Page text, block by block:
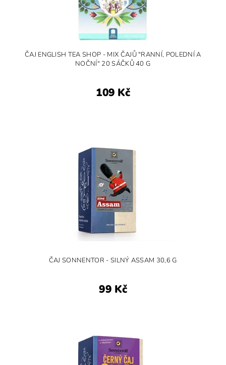
ČAJ ENGLISH TEA SHOP - MIX ČAJŮ "RANNÍ, POLEDNÍ A
NOČNÍ" 20 SÁČKŮ 40 G
109 Kč
ČAJ SONNENTOR - SILNÝ ASSAM 30,6 G
99 Kč